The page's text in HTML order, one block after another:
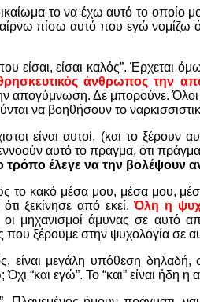
το να έχω αυτό το οποίο
πίσω αυτό που εγώ νομίζω
είσαι καλός”. Έρχεται
άνθρωπος την
απογύμνωση. Δε μπορούνε. Όλοι
να βοηθήσουν το
είναι αυτοί, (και το ξέρουν
αυτό το πράγμα, ότι
τρόπο έλεγε να την
το κακό μέσα μου, μέσα μου,
ξεκίνησε από εκεί.Όλη η
μηχανισμοί άμυνας σε αυτό
που ξέρουμε στην ψυχολογία σε
είναι μεγάλη υπόθεση
“και εγώ”. Το “και” είναι